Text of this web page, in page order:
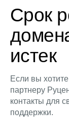
Срок
истек
Если вы
партнеру
контакты для
поддержки.